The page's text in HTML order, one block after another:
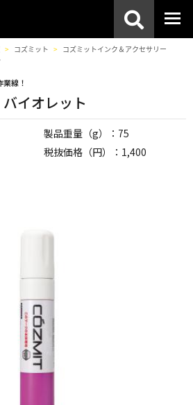
コズミット
コズミットインク＆アクセサリー
線！
イオレット
製品重量（g）：75
税抜価格（円）：1,400